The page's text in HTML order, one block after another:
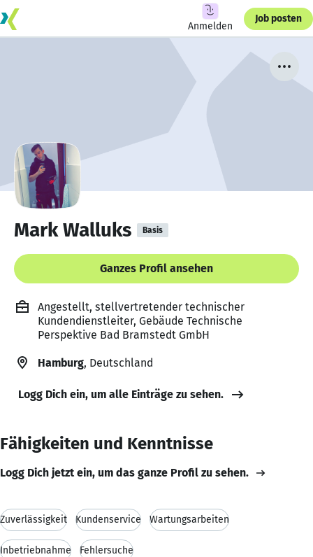
Anmelden
Job posten
Mark Walluks Basis
Ganzes Profil ansehen
Angestellt, stellvertretender technischer
Kundendienstleiter, Gebäude Technische
Perspektive Bad Bramstedt GmbH
Hamburg, Deutschland
Logg Dich ein, um alle Einträge zu sehen.
Fähigkeiten und Kenntnisse
Logg Dich jetzt ein, um das ganze Profil zu sehen.
Zuverlässigkeit Kundenservice Wartungsarbeiten
Inbetriebnahme Fehlersuche